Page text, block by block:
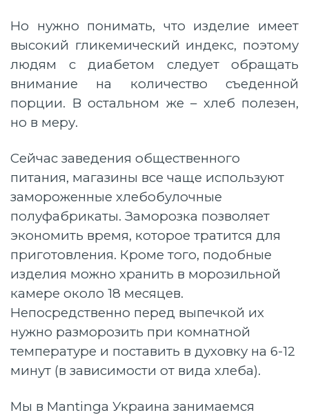
Но нужно понимать, что изделие имеет
высокий гликемический индекс, поэтому
людям с диабетом следует обращать
внимание на количество съеденной
порции. В остальном же – хлеб полезен,
но в меру.
Сейчас заведения общественного
питания, магазины все чаще используют
замороженные хлебобулочные
полуфабрикаты. Заморозка позволяет
экономить время, которое тратится для
приготовления. Кроме того, подобные
изделия можно хранить в морозильной
камере около 18 месяцев.
Непосредственно перед выпечкой их
нужно разморозить при комнатной
температуре и поставить в духовку на 6-12
минут (в зависимости от вида хлеба).
Мы в Mantinga Украина занимаемся